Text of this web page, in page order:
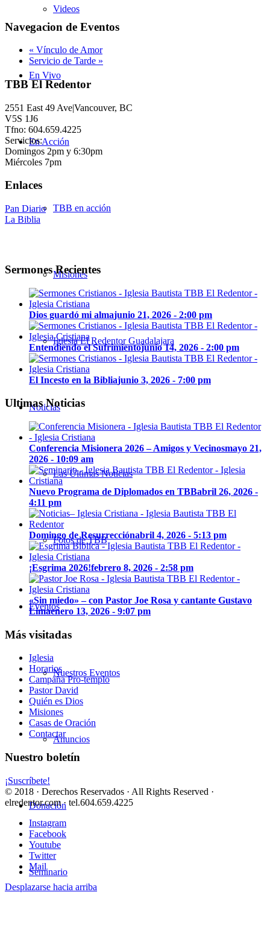
Videos
En Vivo
En Acción
TBB en acción
Misiones
Iglesia El Redentor Guadalajara
Noticias
Las Últimas Noticias
Fotos de TBB
Eventos
Nuestros Eventos
Anuncios
Donación
Seminario
Navegacion de Eventos
« Vínculo de Amor
Servicio de Tarde »
TBB El Redentor
2551 East 49 Ave|Vancouver, BC
V5S 1J6
Tfno: 604.659.4225
Servicios:
Domingos 2pm y 6:30pm
Miércoles 7pm
Enlaces
Pan Diario
La Biblia
Sermones Recientes
Dios guardó mi almajunio 21, 2026 - 2:00 pm
Entendiendo el Sufrimientojunio 14, 2026 - 2:00 pm
El Incesto en la Bibliajunio 3, 2026 - 7:00 pm
Ultimas Noticias
Conferencia Misionera 2026 – Amigos y Vecinosmayo 21,
2026 - 10:09 am
Nuevo Programa de Diplomados en TBBabril 26, 2026 -
4:11 pm
Domingo de Resurrecciónabril 4, 2026 - 5:13 pm
¡Esgrima 2026!febrero 8, 2026 - 2:58 pm
«Sin miedo» – con Pastor Joe Rosa y cantante Gustavo
Limaenero 13, 2026 - 9:07 pm
Más visitadas
Iglesia
Horarios
Campaña Pro-templo
Pastor David
Quién es Dios
Misiones
Casas de Oración
Contactar
Nuestro boletín
¡Suscríbete!
© 2018 · Derechos Reservados · All Rights Reserved ·
elredentor.com · tel.604.659.4225
Instagram
Facebook
Youtube
Twitter
Mail
Desplazarse hacia arriba